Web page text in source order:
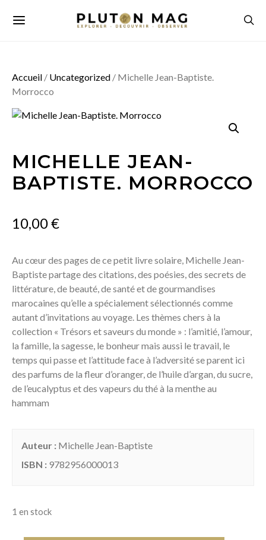
Accueil / Uncategorized / Michelle Jean-Baptiste.
Morrocco
MICHELLE JEAN-
BAPTISTE. MORROCCO
10,00€
Au cœur des pages de ce petit livre solaire, Michelle Jean-
Baptistepartage des citations, des poésies, des secrets de
littérature, de beauté, de santé et de gourmandises
marocaines qu’elle a spécialement sélectionnés comme
autant d’invitations au voyage. Les thèmes chers à la
collection « Trésors et saveurs du monde » : l’amitié, l’amour,
la famille, la sagesse, le bonheur mais aussi le travail, le
temps qui passe et l’attitude face à l’adversité se parent ici
des parfums de la fleur d’oranger, de l’huile d’argan, du sucre,
de l’eucalyptus et des vapeurs du thé à la menthe au
hammam
Auteur : Michelle Jean-Baptiste
ISBN : 9782956000013
1 en stock